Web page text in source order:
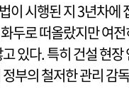
이 시행된 지 3년차에
두로 떠올랐지만 여
있다. 특히 건설 현장
부의 철저한 관리 감